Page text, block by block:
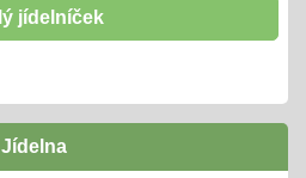
vstupenku na interaktivní
jídelníček
Jídelna